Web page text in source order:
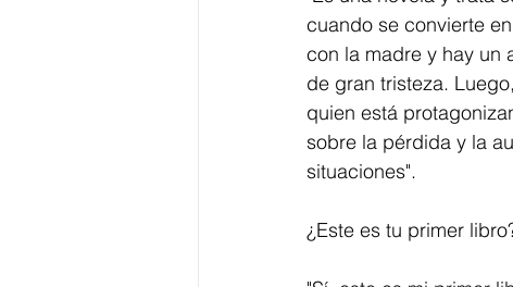
cuando se convierte
con la madre y hay un
de gran tristeza.
quien está
sobre la pérdida y la
situaciones".
¿Este es tu primer